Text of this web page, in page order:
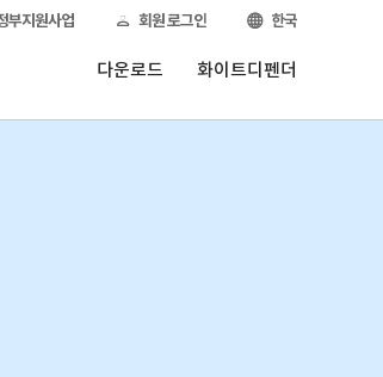
부지원사업 회원 로그인 한국
다운로드 화이트디펜더